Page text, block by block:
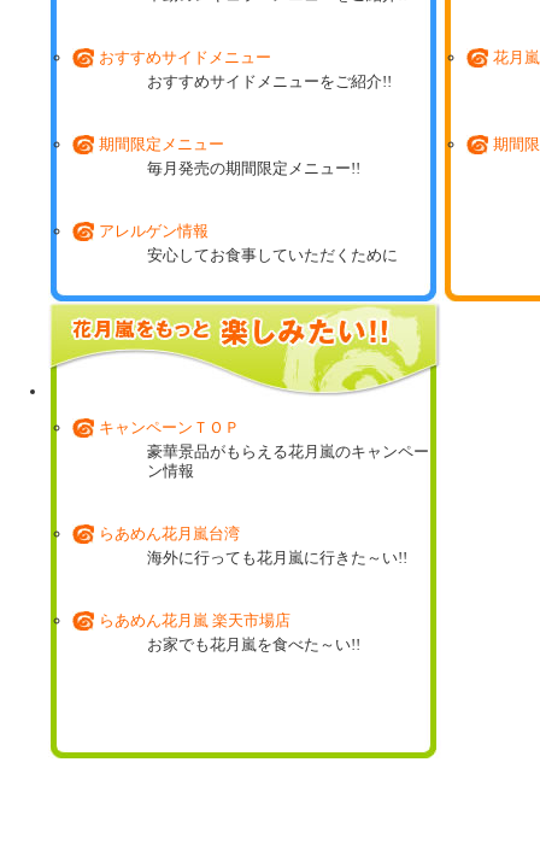
おすすめサイドメニュー
おすすめサイドメニューをご紹介!!
期間限定メニュー
毎月発売の期間限定メニュー!!
アレルゲン情報
安心してお食事していただくために
花月嵐ミュージアム
これまでに登場した期間限定商品の数々!!
花月
期間
キャンペーンＴＯＰ
豪華景品がもらえる花月嵐のキャンペー
ン情報
らあめん花月嵐台湾
海外に行っても花月嵐に行きた～い!!
らあめん花月嵐 楽天市場店
お家でも花月嵐を食べた～い!!